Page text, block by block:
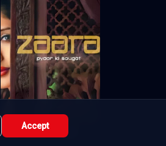
Accept
Zaara - pyaar ki saugat